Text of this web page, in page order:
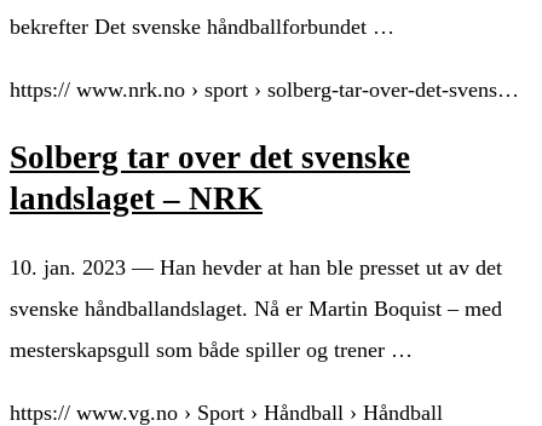
bekrefter Det svenske håndballforbundet …
https:// www.nrk.no › sport › solberg-tar-over-det-svens…
Solberg tar over det svenske
landslaget – NRK
10. jan. 2023 — Han hevder at han ble presset ut av det
svenske håndballandslaget. Nå er Martin Boquist – med
mesterskapsgull som både spiller og trener …
https:// www.vg.no › Sport › Håndball › Håndball